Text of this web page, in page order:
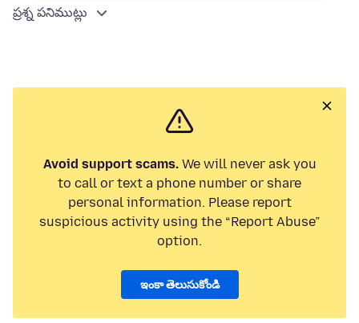
ప్రశ్న పనిముట్లు
Avoid support scams.We will never ask you
to call or text a phone number or share
personal information. Please report
suspicious activity using the “Report Abuse”
option.
ఇంకా తెలుసుకోండి